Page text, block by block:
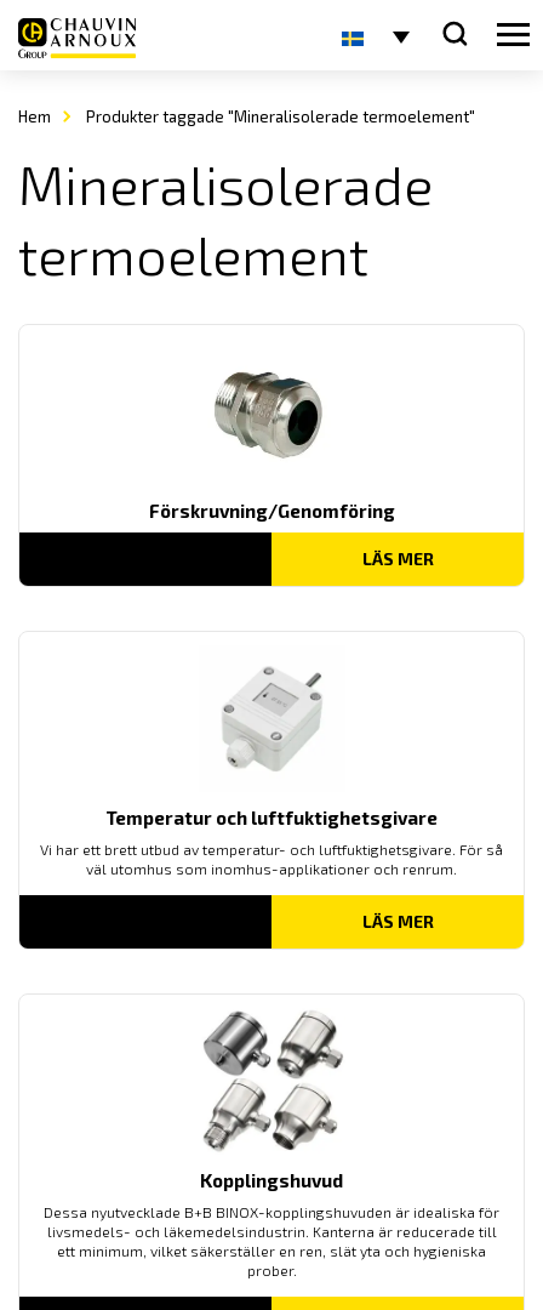
Hem Produkter taggade "Mineralisolerade termoelement"
Mineralisolerade
termoelement
Förskruvning/Genomföring
LÄS MER
Temperatur och luftfuktighetsgivare
Vi har ett brett utbud av temperatur- och luftfuktighetsgivare. För så
väl utomhus som inomhus-applikationer och renrum.
LÄS MER
Kopplingshuvud
Dessa nyutvecklade B+B BINOX-kopplingshuvuden är idealiska för
livsmedels- och läkemedelsindustrin. Kanterna är reducerade till
ett minimum, vilket säkerställer en ren, slät yta och hygieniska
prober.